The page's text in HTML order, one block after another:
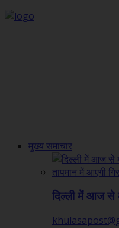
मुख्य समाचार
दिल्ली में आज से